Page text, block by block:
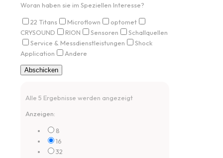
Woran haben sie im Speziellen Interesse?
22 Titans Microflown
optomet
CRYSOUND
RION Sensoren
Schallquellen
Service & Messdienstleistungen
Shock
Application
Andere
Alle 5 Ergebnisse werden angezeigt
Anzeigen:
8
16
32